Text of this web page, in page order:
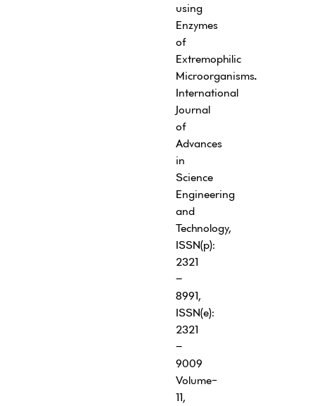
using
Enzymes
of
Extremophilic
Microorganisms.
International
Journal
of
Advances
in
Science
Engineering
and
Technology,
ISSN(p):
2321
–
8991,
ISSN(e):
2321
–
9009
Volume-
11,